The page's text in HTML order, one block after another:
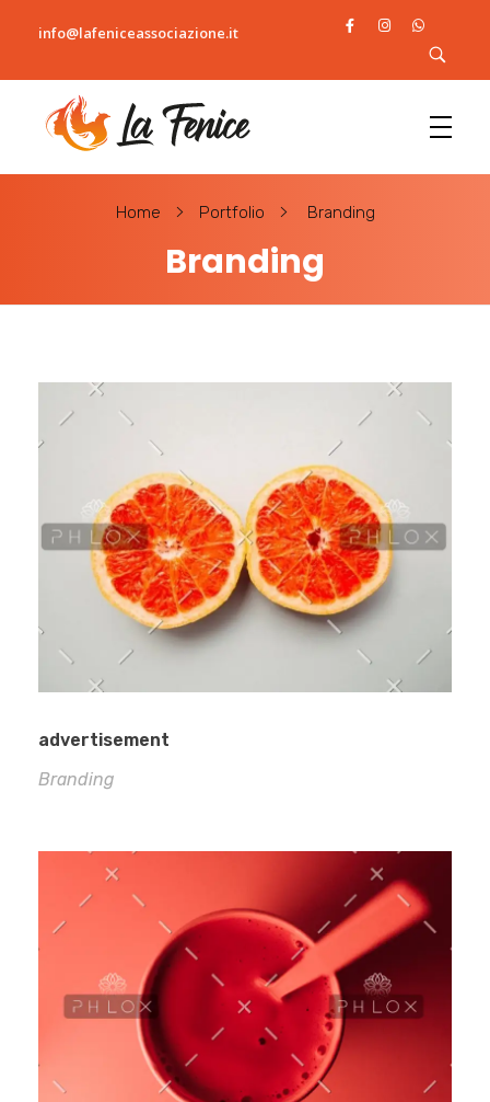
info@lafeniceassociazione.it
L
a fenice
Home Portfolio Branding
Branding
advertisement
Branding